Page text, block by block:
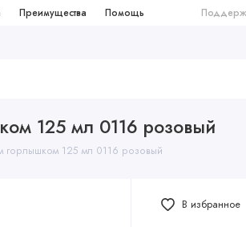
Преимущества Помощь
125 мл 0116 розовый
горлышком 125 мл 0116 розовый
В избранное